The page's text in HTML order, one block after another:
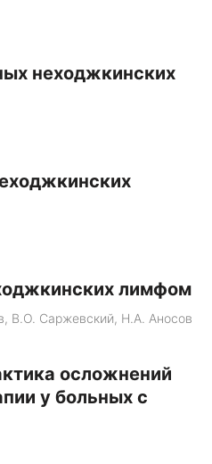
неходжкинских
лимфом
В.О. Саржевский, Н.А. Аносов
осложнений
у больных с